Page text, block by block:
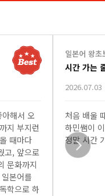
해서 오
지 부지런
때마다
고, 앞으로
문화까지
본어를
학으로 하
일본어 왕
시간 가는
2026.07.03
처음 배울
하민쌤이
정말 시간